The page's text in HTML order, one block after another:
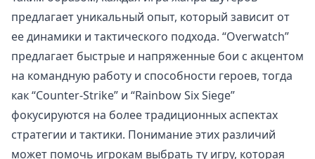
предлагает уникальный опыт, который зависит от
ее динамики и тактического подхода. “Overwatch”
предлагает быстрые и напряженные бои с акцентом
на командную работу и способности героев, тогда
как “Counter-Strike” и “Rainbow Six Siege”
фокусируются на более традиционных аспектах
стратегии и тактики. Понимание этих различий
может помочь игрокам выбрать ту игру, которая